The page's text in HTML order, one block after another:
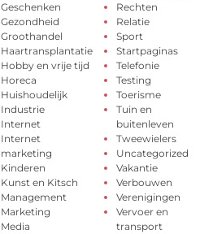
Geschenken
Gezondheid
Groothandel
Haartransplantatie
Hobby en vrije tijd
Horeca
Huishoudelijk
Industrie
Internet
Internet
marketing
Kinderen
Kunst en Kitsch
Management
Marketing
Media
Rechten
Relatie
Sport
Startpaginas
Telefonie
Testing
Toerisme
Tuin en
buitenleven
Tweewielers
Uncategorized
Vakantie
Verbouwen
Verenigingen
Vervoer en
transport